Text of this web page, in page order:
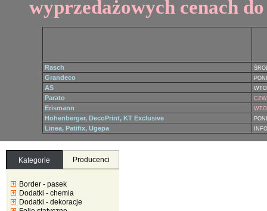
wyprzedażowych cenach
Rasch
Grandeco
AS
Parato
Erismann
Hohenberger, DecoPrint, KT Exclusive
Linea, Patifix, Ugepa
Kategorie Producenci
Border - pasek
Dodatki - chemia
Dodatki - dekoracje